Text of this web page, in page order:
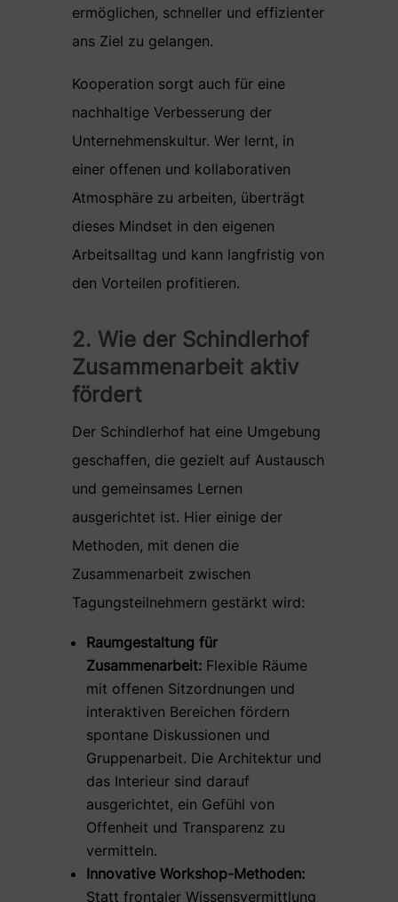
ermöglichen, schneller und effizienter
ans Ziel zu gelangen.
Kooperation sorgt auch für eine
nachhaltige Verbesserung der
Unternehmenskultur. Wer lernt, in
einer offenen und kollaborativen
Atmosphäre zu arbeiten, überträgt
dieses Mindset in den eigenen
Arbeitsalltag und kann langfristig von
den Vorteilen profitieren.
2. Wie der Schindlerhof
Zusammenarbeit aktiv
fördert
Der Schindlerhof hat eine Umgebung
geschaffen, die gezielt auf Austausch
und gemeinsames Lernen
ausgerichtet ist. Hier einige der
Methoden, mit denen die
Zusammenarbeit zwischen
Tagungsteilnehmern gestärkt wird:
Raumgestaltung für
Zusammenarbeit:Flexible Räume
mit offenen Sitzordnungen und
interaktiven Bereichen fördern
spontane Diskussionen und
Gruppenarbeit. Die Architektur und
das Interieur sind darauf
ausgerichtet, ein Gefühl von
Offenheit und Transparenz zu
vermitteln.
Innovative Workshop-Methoden:
Statt frontaler Wissensvermittlung